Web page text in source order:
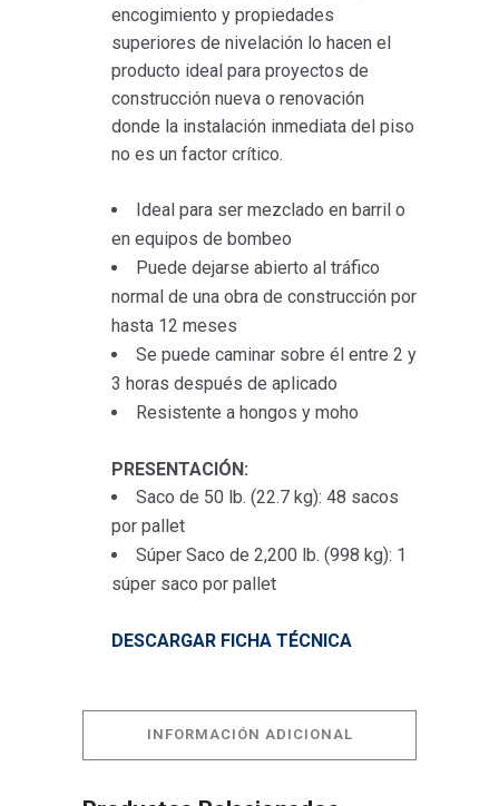
encogimiento y propiedades
superiores de nivelación lo hacen el
producto ideal para proyectos de
construcción nueva o renovación
donde la instalación inmediata del piso
no es un factor crítico.
Ideal para ser mezclado en barril o
en equipos de bombeo
Puede dejarse abierto al tráfico
normal de una obra de construcción por
hasta 12 meses
Se puede caminar sobre él entre 2 y
3 horas después de aplicado
Resistente a hongos y moho
PRESENTACIÓN:
Saco de 50 lb. (22.7 kg): 48 sacos
por pallet
Súper Saco de 2,200 lb. (998 kg): 1
súper saco por pallet
DESCARGAR FICHA TÉCNICA
INFORMACIÓN ADICIONAL